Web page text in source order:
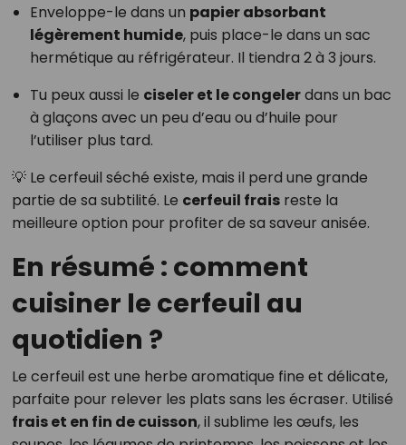
Enveloppe-le dans un papier absorbant
légèrement humide, puis place-le dans un sac
hermétique au réfrigérateur. Il tiendra 2 à 3 jours.
Tu peux aussi le ciseler et le congelerdans un bac
à glaçons avec un peu d’eau ou d’huile pour
l’utiliser plus tard.
💡 Le cerfeuil séché existe, mais il perd une grande
partie de sa subtilité. Le cerfeuil fraisreste la
meilleure option pour profiter de sa saveur anisée.
En résumé : comment
cuisiner le cerfeuil au
quotidien ?
Le cerfeuil est une herbe aromatique fine et délicate,
parfaite pour relever les plats sans les écraser. Utilisé
frais et en fin de cuisson, il sublime les œufs, les